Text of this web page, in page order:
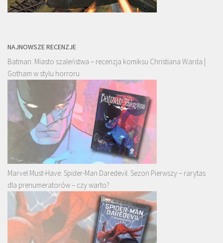
NAJNOWSZE RECENZJE
Batman. Miasto szaleństwa – recenzja komiksu Christiana Warda |
Gotham w stylu horroru
Marvel Must-Have: Spider-Man Daredevil. Sezon Pierwszy – rarytas
dla prenumeratorów – czy warto?